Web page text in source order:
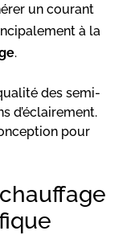
un courant
à la
.
des semi-
d’éclairement.
pour